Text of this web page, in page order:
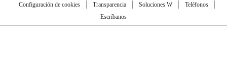
Configuración de cookies
Transparencia Soluciones W
Teléfonos
Escríbanos